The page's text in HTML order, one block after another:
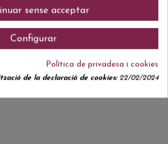
no hi ha ressenyes de clients.
sense acceptar
Configurar
Política de privadesa i cookies
de la declaració de cookies:22/02/2024